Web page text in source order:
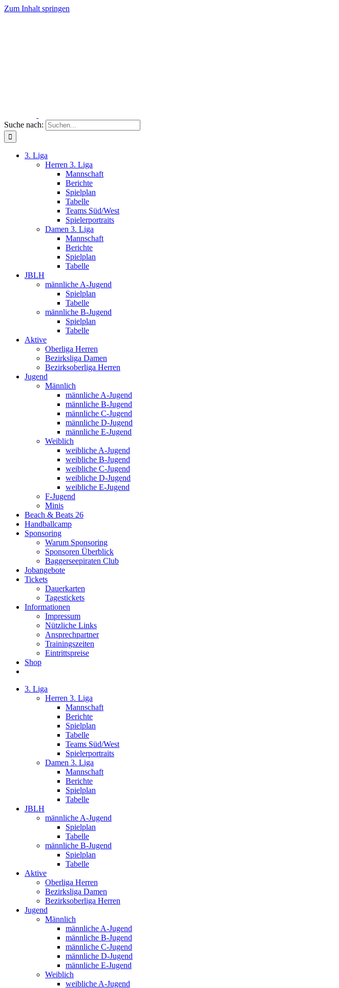
Zum Inhalt springen
Suche nach:
3. Liga
Herren 3. Liga
Mannschaft
Berichte
Spielplan
Tabelle
Teams Süd/West
Spielerportraits
Damen 3. Liga
Mannschaft
Berichte
Spielplan
Tabelle
JBLH
männliche A-Jugend
Spielplan
Tabelle
männliche B-Jugend
Spielplan
Tabelle
Aktive
Oberliga Herren
Bezirksliga Damen
Bezirksoberliga Herren
Jugend
Männlich
männliche A-Jugend
männliche B-Jugend
männliche C-Jugend
männliche D-Jugend
männliche E-Jugend
Weiblich
weibliche A-Jugend
weibliche B-Jugend
weibliche C-Jugend
weibliche D-Jugend
weibliche E-Jugend
F-Jugend
Minis
Beach & Beats 26
Handballcamp
Sponsoring
Warum Sponsoring
Sponsoren Überblick
Baggerseepiraten Club
Jobangebote
Tickets
Dauerkarten
Tagestickets
Informationen
Impressum
Nützliche Links
Ansprechpartner
Trainingszeiten
Eintrittspreise
Shop
3. Liga
Herren 3. Liga
Mannschaft
Berichte
Spielplan
Tabelle
Teams Süd/West
Spielerportraits
Damen 3. Liga
Mannschaft
Berichte
Spielplan
Tabelle
JBLH
männliche A-Jugend
Spielplan
Tabelle
männliche B-Jugend
Spielplan
Tabelle
Aktive
Oberliga Herren
Bezirksliga Damen
Bezirksoberliga Herren
Jugend
Männlich
männliche A-Jugend
männliche B-Jugend
männliche C-Jugend
männliche D-Jugend
männliche E-Jugend
Weiblich
weibliche A-Jugend